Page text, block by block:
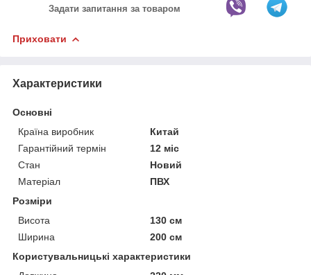
Задати запитання за товаром
Приховати
Характеристики
Основні
Країна виробник
Китай
Гарантійний термін
12 міс
Стан
Новий
Матеріал
ПВХ
Розміри
Висота
130 см
Ширина
200 см
Користувальницькі характеристики